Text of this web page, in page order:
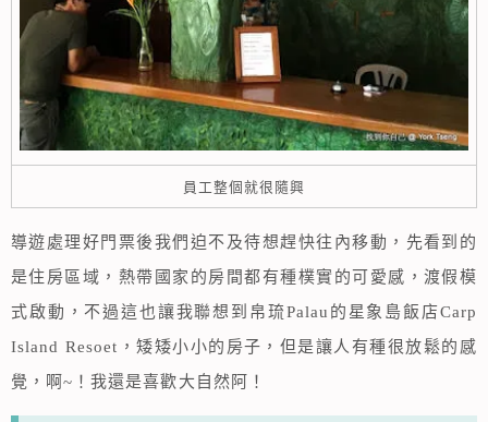
員工整個就很隨興
導遊處理好門票後我們迫不及待想趕快往內移動，先看到的
是住房區域，熱帶國家的房間都有種樸實的可愛感，渡假模
式啟動，不過這也讓我聯想到帛琉Palau的星象島飯店Carp
Island Resoet，矮矮小小的房子，但是讓人有種很放鬆的感
覺，啊~！我還是喜歡大自然阿！